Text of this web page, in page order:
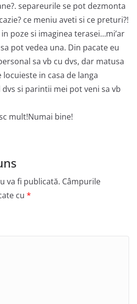
separeurile se pot dezmonta
ce meniu aveti si ce preturi?!
poze si imaginea terasei…mi’ar
pot vedea una. Din pacate eu
sa vb cu dvs, dar matusa
locuieste in casa de langa
si parintii mei pot veni sa vb
mult!Numai bine!
va fi publicată. Câmpurile
cu *